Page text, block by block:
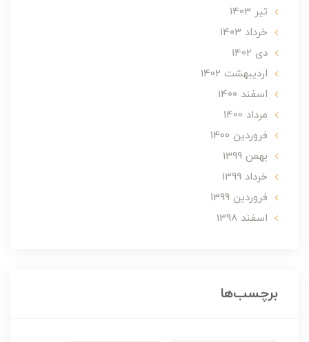
تير 1403
خرداد 1403
دی 1402
ارديبهشت 1402
اسفند 1400
مرداد 1400
فروردین 1400
بهمن 1399
خرداد 1399
فروردین 1399
اسفند 1398
برچسب‌ها